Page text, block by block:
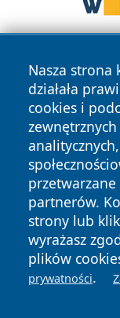
Nasza strona
działała
cookies i
partnerów.
strony lub
wyrażasz
plików
prywatności.
Copyright © 2026
News Autorzy